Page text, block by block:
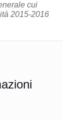
cui
2015-2016